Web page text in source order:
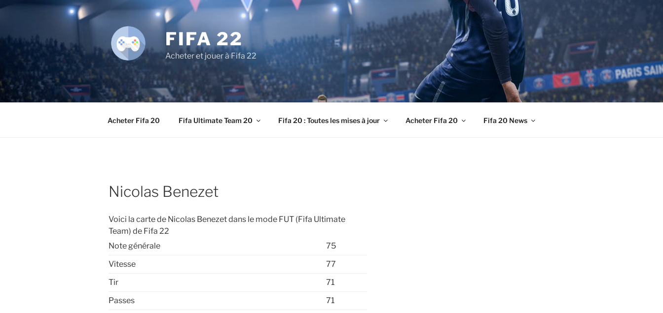
principal
FIFA 22
Acheter et jouer à Fifa 22
Acheter Fifa 20 Fifa Ultimate Team 20 Fifa 20 : Toutes les mises à jour Acheter Fifa 20 Fifa 20 News
Nicolas Benezet
Voici la carte de Nicolas Benezet dans le mode FUT (Fifa Ultimate
Team) de Fifa 22
Note générale
75
Vitesse
77
Tir
71
Passes
71